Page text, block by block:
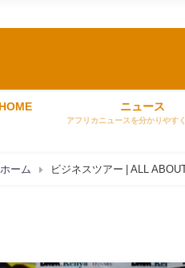
HOME ニュース
アフリカニュースを分かりやす
ホーム ビジネスツアー | ALL